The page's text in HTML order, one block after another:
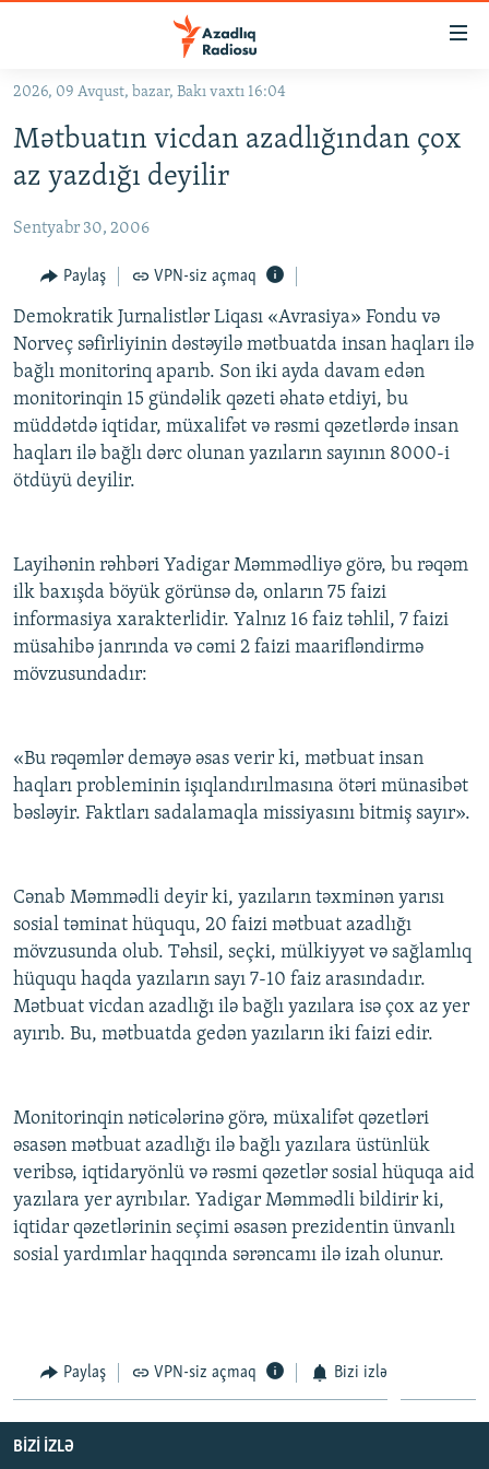
Əsas
qayıt
Əsas
naviqasiyaya
qayıt
KORRUPSIOMETR
#ƏSLINDƏ
FƏRQƏ BAX
QANUNI DOĞRU
ARAŞDIRMA
MULTIMEDIA
VIDEO
FOTOQALEREYA
RADIO ARXIV
OXU ZALI
İZ - MƏDƏNIYYƏT PROQRAMI
HAQQIMIZDA
MATERIALLARIMIZDAN ISTIFADƏ
AZADLIQRADIOSU MOBIL TELEFONUNUZDA
BIZIMLƏ ƏLAQƏ
RFE/RL-in bütün saytları
2026, 09 Avqust, bazar, Bakı vaxtı 16:04
Mətbuatın vicdan azadlığından çox
az yazdığı deyilir
Sentyabr 30, 2006
Paylaş VPN-siz açmaq
Demokratik Jurnalistlər Liqası «Avrasiya» Fondu və
Norveç səfirliyinin dəstəyilə mətbuatda insan haqları ilə
bağlı monitorinq aparıb. Son iki ayda davam edən
monitorinqin 15 gündəlik qəzeti əhatə etdiyi, bu
müddətdə iqtidar, müxalifət və rəsmi qəzetlərdə insan
haqları ilə bağlı dərc olunan yazıların sayının 8000-i
ötdüyü deyilir.
Layihənin rəhbəri Yadigar Məmmədliyə görə, bu rəqəm
ilk baxışda böyük görünsə də, onların 75 faizi
informasiya xarakterlidir. Yalnız 16 faiz təhlil, 7 faizi
müsahibə janrında və cəmi 2 faizi maarifləndirmə
mövzusundadır:
«Bu rəqəmlər deməyə əsas verir ki, mətbuat insan
haqları probleminin işıqlandırılmasına ötəri münasibət
bəsləyir. Faktları sadalamaqla missiyasını bitmiş sayır».
Cənab Məmmədli deyir ki, yazıların təxminən yarısı
sosial təminat hüququ, 20 faizi mətbuat azadlığı
mövzusunda olub. Təhsil, seçki, mülkiyyət və sağlamlıq
hüququ haqda yazıların sayı 7-10 faiz arasındadır.
Mətbuat vicdan azadlığı ilə bağlı yazılara isə çox az yer
ayırıb. Bu, mətbuatda gedən yazıların iki faizi edir.
Monitorinqin nəticələrinə görə, müxalifət qəzetləri
əsasən mətbuat azadlığı ilə bağlı yazılara üstünlük
veribsə, iqtidaryönlü və rəsmi qəzetlər sosial hüquqa aid
yazılara yer ayrıbılar. Yadigar Məmmədli bildirir ki,
iqtidar qəzetlərinin seçimi əsasən prezidentin ünvanlı
sosial yardımlar haqqında sərəncamı ilə izah olunur.
Paylaş VPN-siz açmaq Bizi izlə
BIZI IZLƏ